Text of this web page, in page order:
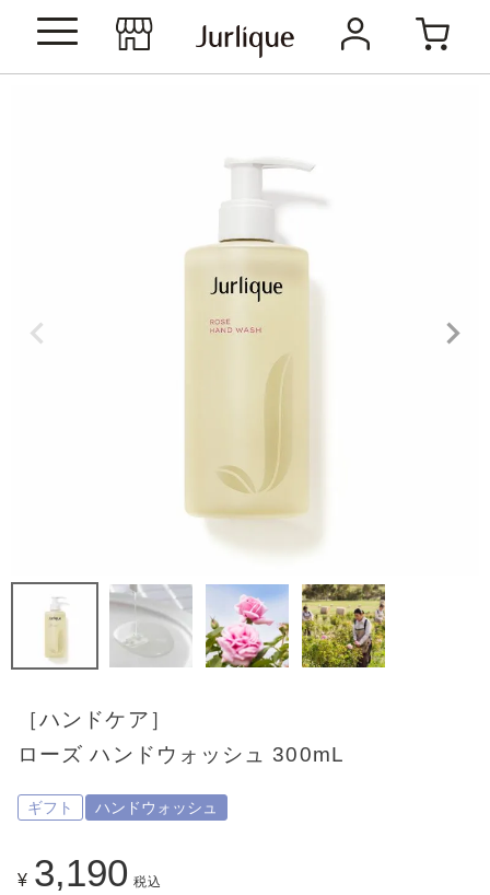
［ハンドケア］
ローズ ハンドウォッシュ 300mL
ギフト ハンドウォッシュ
¥ 3,190 税込